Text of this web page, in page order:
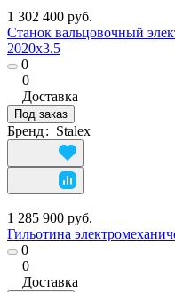
1 302 400 руб.
Станок вальцовочный
2020х3.5
0
0
Доставка
Под заказ
Бренд: Stalex
1 285 900 руб.
Гильотина
0
0
Доставка